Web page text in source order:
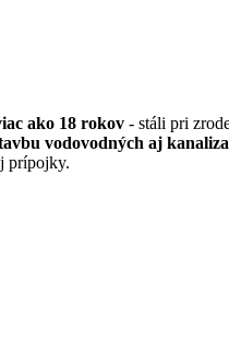
ako 18 rokov - stáli pri
vodovodných aj
prípojky.